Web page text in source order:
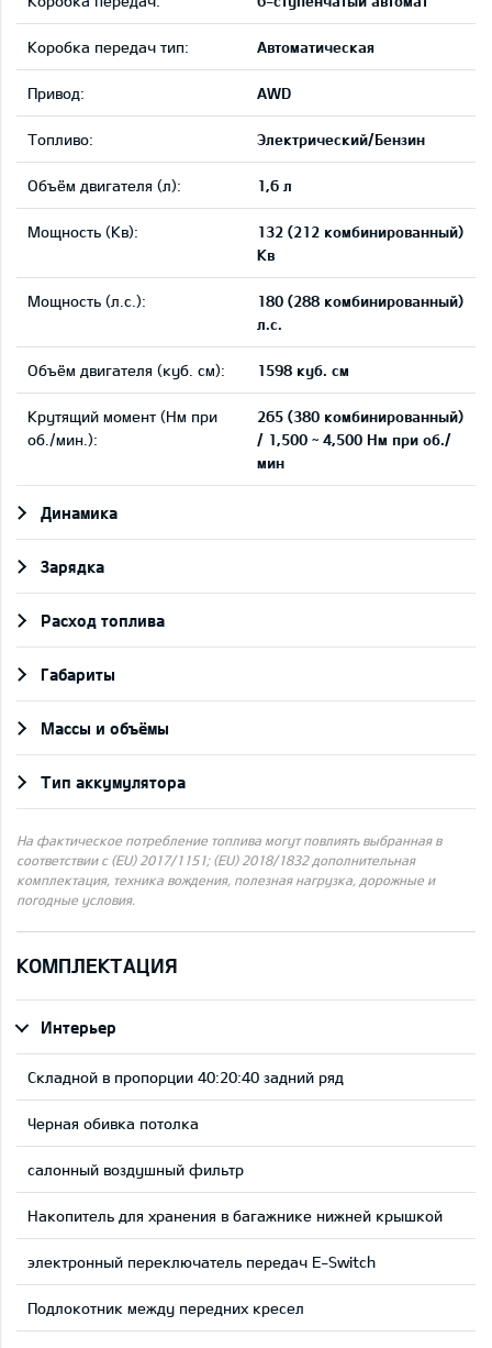
Коробка передач тип: Автоматическая
Привод: AWD
Tопливо: Электрический/Бензин
Объём двигателя (л): 1,6 л
Мощность (Кв):
132 (212 комбинированный)
Кв
Мощность (л.с.):
180 (288 комбинированный)
л.с.
Объём двигателя (куб. см): 1598 куб. см
Крутящий момент (Нм при
об./мин.):
265 (380 комбинированный)
/ 1,500 ~ 4,500 Нм при об./
мин
Динамика
Зарядка
Pасход топлива
Габариты
Массы и объёмы
Тип аккумулятора
На фактическое потребление топлива могут повлиять выбранная в
соответствии с (EU) 2017/1151; (EU) 2018/1832 дополнительная
комплектация, техника вождения, полезная нагрузка, дорожные и
погодные условия.
КОМПЛЕКТАЦИЯ
Интерьер
Складной в пропорции 40:20:40 задний ряд
Черная обивка потолка
салонный воздушный фильтр
Накопитель для хранения в багажнике нижней крышкой
электронный переключатель передач E-Switch
Подлокотник между передних кресел